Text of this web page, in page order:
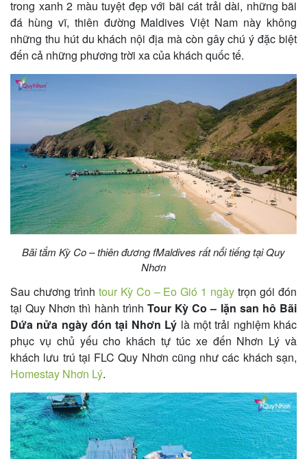
Về
Quy
Tourist
Cảm
nhận
khách
hàng
dụng
Liên
hệ
trong xanh 2 màu tuyệt đẹp với bãi cát trải dài, những bãi
đá hùng vĩ, thiên đường Maldives Việt Nam này không
những thu hút du khách nội địa mà còn gây chú ý đặc biệt
đến cả những phương trời xa của khách quốc tế.
Bãi tắm Kỳ Co – thiên đương fMaldives rất nổi tiếng tại Quy
Nhơn
Sau chương trình tour Kỳ Co – Eo Gió 1 ngày trọn gói đón
tại Quy Nhơn thì hành trình Tour Kỳ Co – lặn san hô Bãi
Dứa nửa ngày đón tại Nhơn Lý là một trải nghiệm khác
phục vụ chủ yếu cho khách tự túc xe đến Nhơn Lý và
khách lưu trú tại FLC Quy Nhơn cũng như các khách sạn,
Homestay Nhơn Lý.